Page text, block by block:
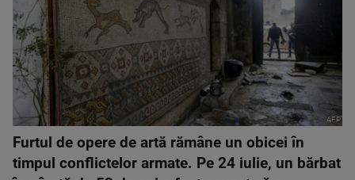
AFP
Furtul de opere de artă rămâne un obicei în
timpul conflictelor armate. Pe 24 iulie, un bărbat